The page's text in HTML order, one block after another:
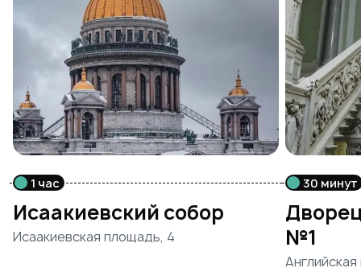
1 час
Исаакиевский собор
Исаакиевская площадь, 4
30 минут
№1